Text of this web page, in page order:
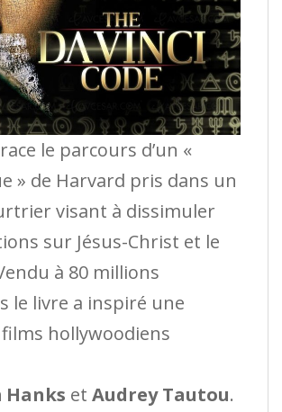
le parcours d’un «
» de Harvard pris dans un
visant à dissimuler
sur Jésus-Christ et le
à 80 millions
le livre a inspiré une
hollywoodiens
Hanks et Audrey Tautou.